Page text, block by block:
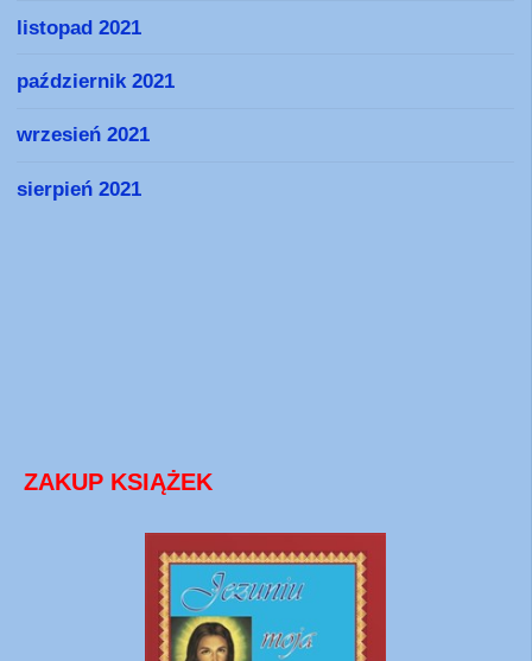
listopad 2021
październik 2021
wrzesień 2021
sierpień 2021
ZAKUP KSIĄŻEK